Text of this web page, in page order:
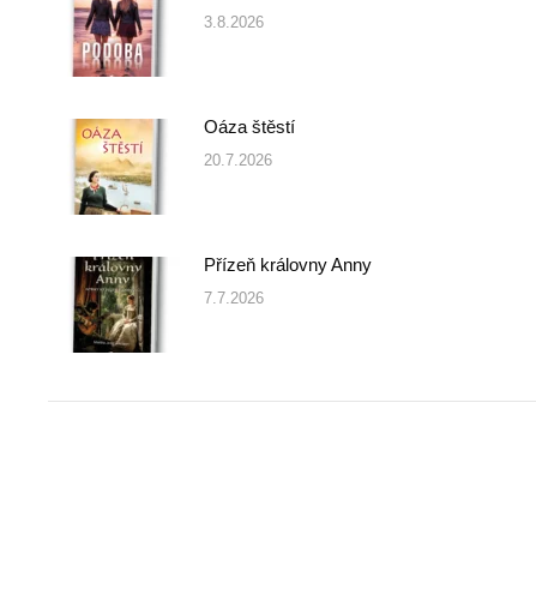
3.8.2026
Oáza štěstí
20.7.2026
Přízeň královny Anny
7.7.2026